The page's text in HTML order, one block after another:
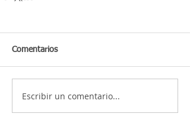
Comentarios
Escribir un comentario...